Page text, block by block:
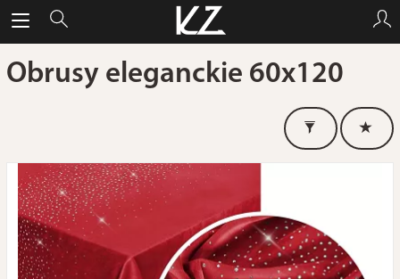
Obrusy eleganckie 60x120